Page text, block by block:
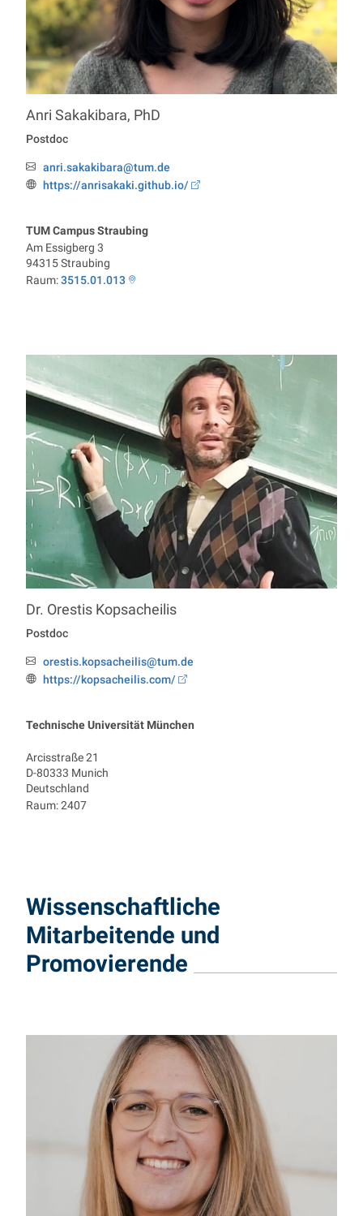
Anri Sakakibara, PhD
Professur Economics
Postdoc
Email:anri.sakakibara@tum.de
Webseite:
https://anrisakaki.github.io/
TUM Campus Straubing
Am Essigberg 3
94315Straubing
Raum:3515.01.013
Dr. Orestis Kopsacheilis
Professur Economics
Postdoc
Email:orestis.kopsacheilis@tum.de
Webseite:
https://kopsacheilis.com/
Technische Universität München
Arcisstraße 21
D-80333 Munich
Deutschland
Raum: 2407
Wissenschaftliche
Mitarbeitende und
Promovierende